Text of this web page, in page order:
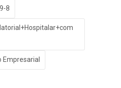
8
Empresarial